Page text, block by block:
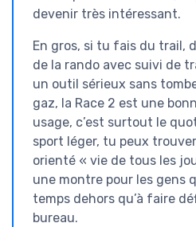
devenir très intéressant.
En gros, si tu fais du trail,
de la rando avec suivi de
un outil sérieux sans
gaz, la Race 2 est une
usage, c’est surtout le
sport léger, tu peux
orienté « vie de tous les
une montre pour les gens
temps dehors qu’à faire
bureau.